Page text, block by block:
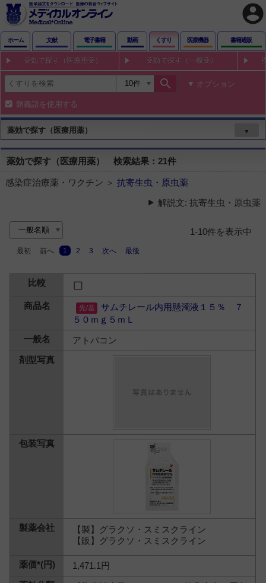
account_circle
ホーム 文献 電子書籍 動画 くすり 医療機器 書籍通販
薬効で探す（医療用薬） 薬効で探す（一般薬）
search オプション
類義語を使用する
薬効で探す（医療用薬） ▼
薬効で探す（医療用薬） 検索結果：21件
感染症治療薬・ワクチン ＞ 抗寄生虫・原虫薬
解説文: 抗寄生虫・原虫薬
1-10件を表示中
最初 前へ 1 2 3 次へ 最後
サムチレール内用懸濁液１５％ ７
５０ｍｇ５ｍＬ
アトバコン
【製】グラクソ・スミスクライン
【販】グラクソ・スミスクライン
1,471.1円